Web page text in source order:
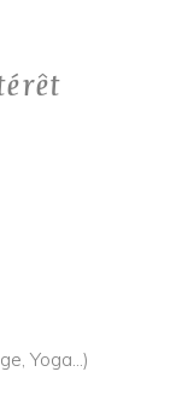
Yoga...)